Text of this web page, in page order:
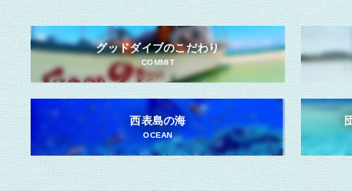
グッドダイブのこだわり
COMMIT
西表島の海
OCEAN